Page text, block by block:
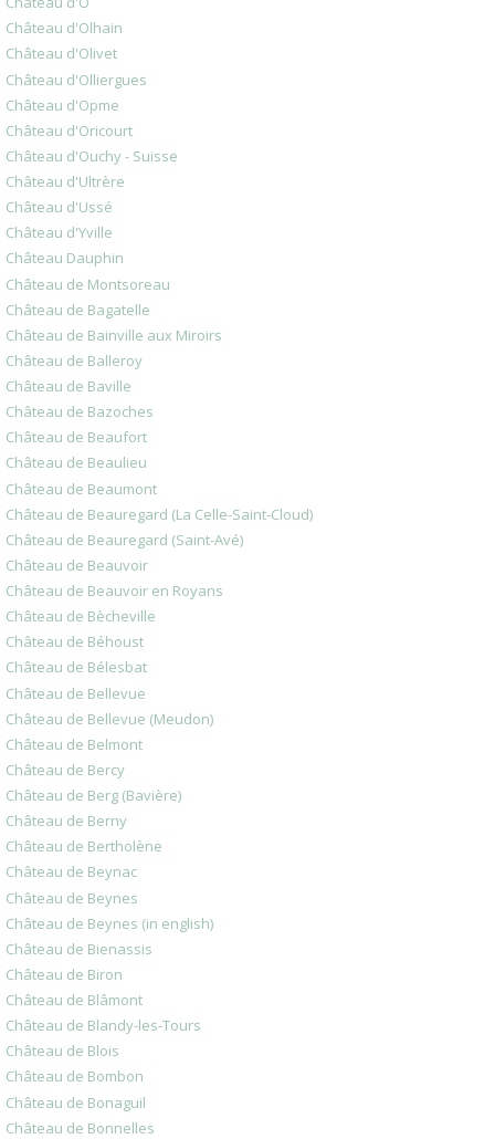
Château d'Olhain
Château d'Olivet
Château d'Olliergues
Château d'Opme
Château d'Oricourt
Château d'Ouchy - Suisse
Château d'Ultrère
Château d'Ussé
Château d'Yville
Château Dauphin
Château de Montsoreau
Château de Bagatelle
Château de Bainville aux Miroirs
Château de Balleroy
Château de Baville
Château de Bazoches
Château de Beaufort
Château de Beaulieu
Château de Beaumont
Château de Beauregard (La Celle-Saint-Cloud)
Château de Beauregard (Saint-Avé)
Château de Beauvoir
Château de Beauvoir en Royans
Château de Bècheville
Château de Béhoust
Château de Bélesbat
Château de Bellevue
Château de Bellevue (Meudon)
Château de Belmont
Château de Bercy
Château de Berg (Bavière)
Château de Berny
Château de Bertholène
Château de Beynac
Château de Beynes
Château de Beynes (in english)
Château de Bienassis
Château de Biron
Château de Blâmont
Château de Blandy-les-Tours
Château de Blois
Château de Bombon
Château de Bonaguil
Château de Bonnelles